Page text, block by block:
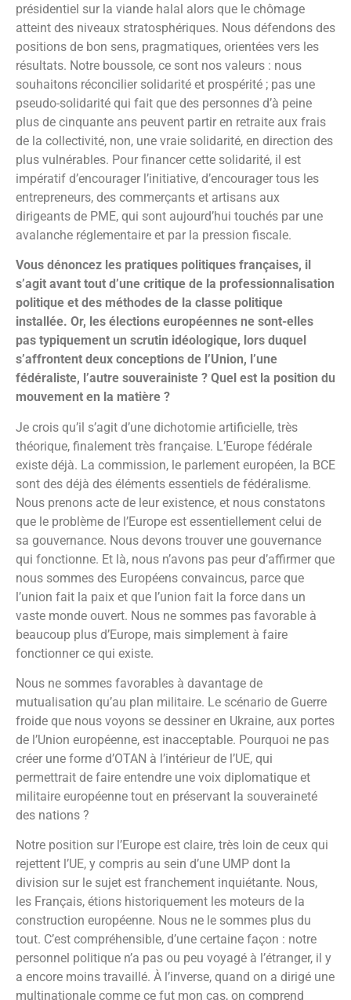
présidentiel sur la viande halal alors que le chômage
atteint des niveaux stratosphériques. Nous défendons des
positions de bon sens, pragmatiques, orientées vers les
résultats. Notre boussole, ce sont nos valeurs : nous
souhaitons réconcilier solidarité et prospérité ; pas une
pseudo-solidarité qui fait que des personnes d’à peine
plus de cinquante ans peuvent partir en retraite aux frais
de la collectivité, non, une vraie solidarité, en direction des
plus vulnérables. Pour financer cette solidarité, il est
impératif d’encourager l’initiative, d’encourager tous les
entrepreneurs, des commerçants et artisans aux
dirigeants de PME, qui sont aujourd’hui touchés par une
avalanche réglementaire et par la pression fiscale.
Vous dénoncez les pratiques politiques françaises, il
s’agit avant tout d’une critique de la professionnalisation
politique et des méthodes de la classe politique
installée. Or, les élections européennes ne sont-elles
pas typiquement un scrutin idéologique, lors duquel
s’affrontent deux conceptions de l’Union, l’une
fédéraliste, l’autre souverainiste ? Quel est la position du
mouvement en la matière ?
Je crois qu’il s’agit d’une dichotomie artificielle, très
théorique, finalement très française. L’Europe fédérale
existe déjà. La commission, le parlement européen, la BCE
sont des déjà des éléments essentiels de fédéralisme.
Nous prenons acte de leur existence, et nous constatons
que le problème de l’Europe est essentiellement celui de
sa gouvernance. Nous devons trouver une gouvernance
qui fonctionne. Et là, nous n’avons pas peur d’affirmer que
nous sommes des Européens convaincus, parce que
l’union fait la paix et que l’union fait la force dans un
vaste monde ouvert. Nous ne sommes pas favorable à
beaucoup plus d’Europe, mais simplement à faire
fonctionner ce qui existe.
Nous ne sommes favorables à davantage de
mutualisation qu’au plan militaire. Le scénario de Guerre
froide que nous voyons se dessiner en Ukraine, aux portes
de l’Union européenne, est inacceptable. Pourquoi ne pas
créer une forme d’OTAN à l’intérieur de l’UE, qui
permettrait de faire entendre une voix diplomatique et
militaire européenne tout en préservant la souveraineté
des nations ?
Notre position sur l’Europe est claire, très loin de ceux qui
rejettent l’UE, y compris au sein d’une UMP dont la
division sur le sujet est franchement inquiétante. Nous,
les Français, étions historiquement les moteurs de la
construction européenne. Nous ne le sommes plus du
tout. C’est compréhensible, d’une certaine façon : notre
personnel politique n’a pas ou peu voyagé à l’étranger, il y
a encore moins travaillé. À l’inverse, quand on a dirigé une
multinationale comme ce fut mon cas, on comprend